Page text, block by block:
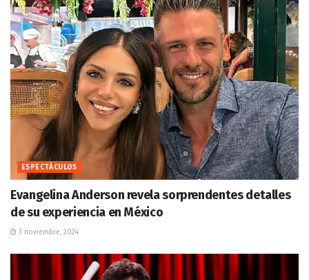
ESPECTÁCULOS
Evangelina Anderson revela sorprendentes detalles
de su experiencia en México
3 noviembre, 2024